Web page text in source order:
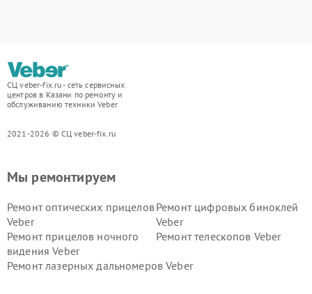
СЦ veber-fix.ru - сеть сервисных
центров в Казани по ремонту и
обслуживанию техники Veber
2021-2026 © СЦ veber-fix.ru
Мы ремонтируем
Ремонт оптических прицелов
Veber
Ремонт цифровых биноклей
Veber
Ремонт прицелов ночного
видения Veber
Ремонт телескопов Veber
Ремонт лазерных дальномеров Veber